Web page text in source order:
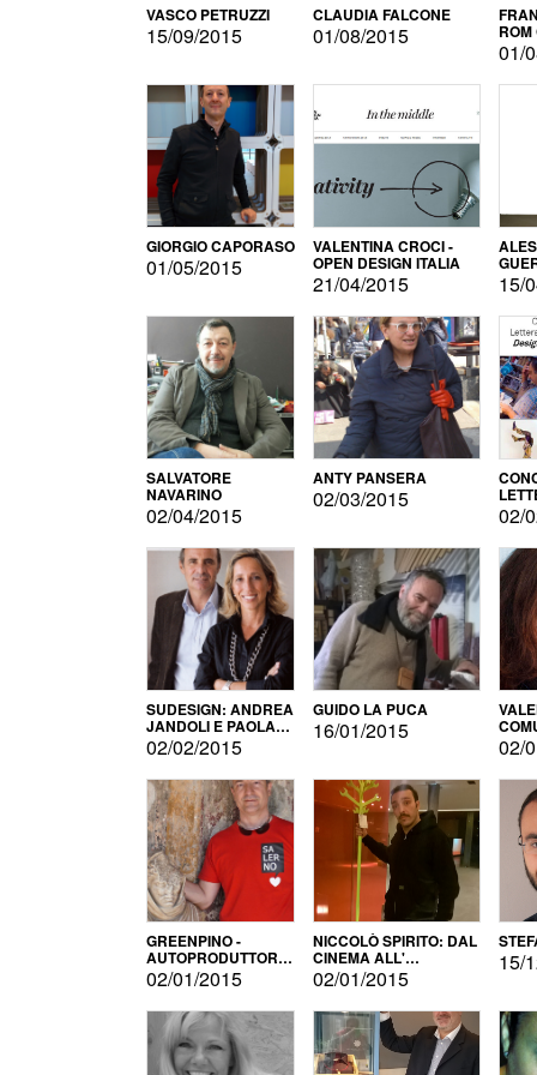
VASCO PETRUZZI
15/09/2015
CLAUDIA FALCONE
01/08/2015
01/
GIORGIO CAPORASO
01/05/2015
VALENTINA CROCI -
OPEN DESIGN ITALIA
21/04/2015 15/
SALVATORE
NAVARINO
02/04/2015
ANTY PANSERA
02/03/2015
02/
SUDESIGN: ANDREA
JANDOLI E PAOLA
PISAPIA
02/02/2015
GUIDO LA PUCA
16/01/2015
02/
GREENPINO -
AUTOPRODUTTORE
PER AMORE
02/01/2015
NICCOLÒ SPIRITO: DAL
CINEMA ALL'
AUTOPRODUZIONE
02/01/2015
15/